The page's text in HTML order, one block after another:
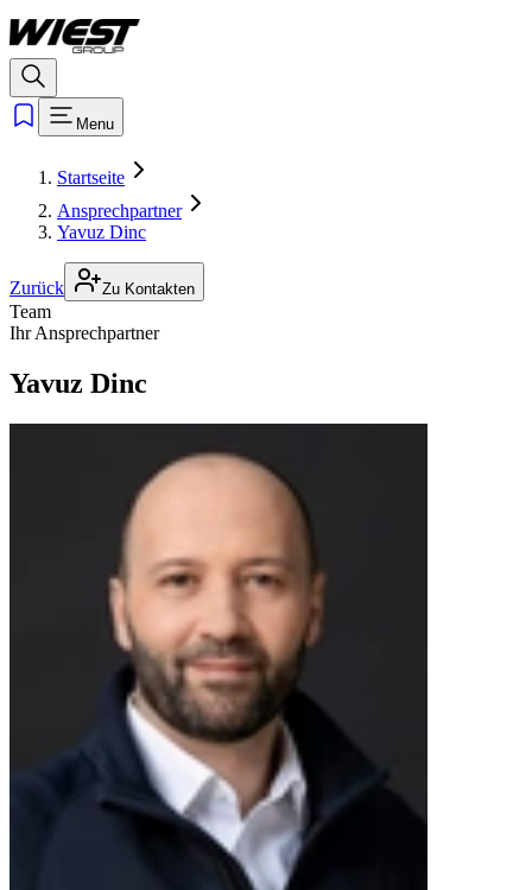
Menu
Startseite
Ansprechpartner
Yavuz Dinc
Zurück Zu Kontakten
Team
Ihr Ansprechpartner
Yavuz Dinc